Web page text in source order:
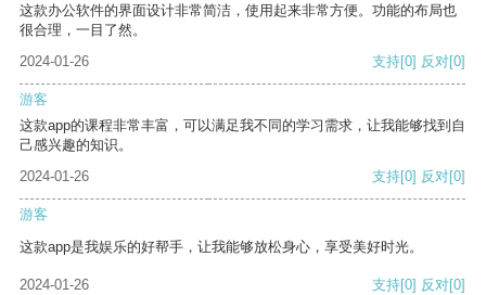
这款办公软件的界面设计非常简洁，使用起来非常方便。功能的布局也
很合理，一目了然。
2024-01-26
支持[0] 反对[0]
游客
这款app的课程非常丰富，可以满足我不同的学习需求，让我能够找到自
己感兴趣的知识。
2024-01-26
支持[0] 反对[0]
游客
这款app是我娱乐的好帮手，让我能够放松身心，享受美好时光。
2024-01-26 支持[0] 反对[0]